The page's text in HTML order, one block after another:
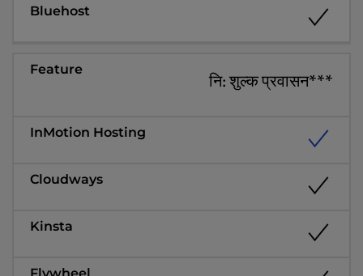
नि: शुल्क प्रवासन***